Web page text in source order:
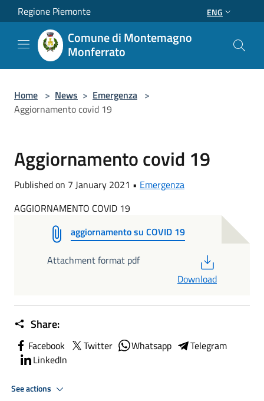
Salta al contenuto principale
Regione Piemonte ENG
Comune di Montemagno
Monferrato
Home > News > Emergenza >
Aggiornamento covid 19
Aggiornamento covid 19
Published on 7 January 2021 • Emergenza
AGGIORNAMENTO COVID 19
aggiornamento su COVID 19
Attachment format pdf
Download
Share:
Facebook Twitter Whatsapp
Telegram
LinkedIn
See actions